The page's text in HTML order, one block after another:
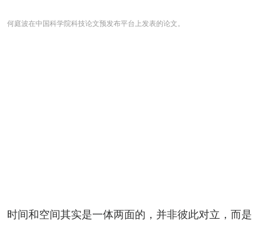
何庭波在中国科学院科技论文预发布平台上发表的论文。
时间和空间其实是一体两面的，并非彼此对立，而是